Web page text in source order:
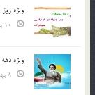
ویژه
ویژه